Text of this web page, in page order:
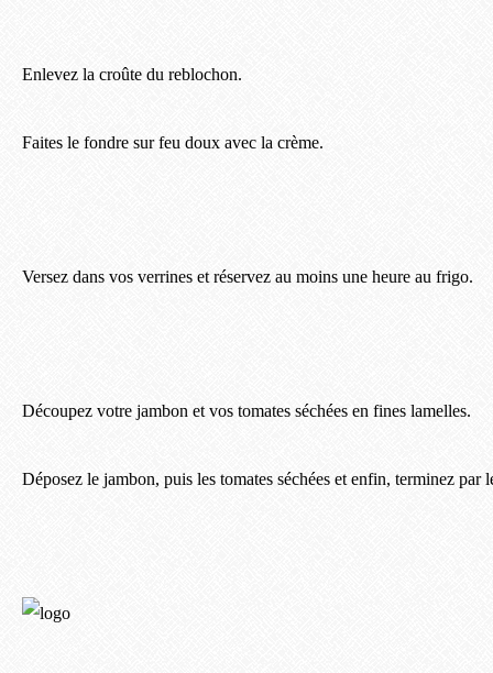
Enlevez la croûte du reblochon.
Faites le fondre sur feu doux avec la crème.
Versez dans vos verrines et réservez au moins une heure au frigo.
Découpez votre jambon et vos tomates séchées en fines lamelles.
Déposez le jambon, puis les tomates séchées et enfin, terminez par